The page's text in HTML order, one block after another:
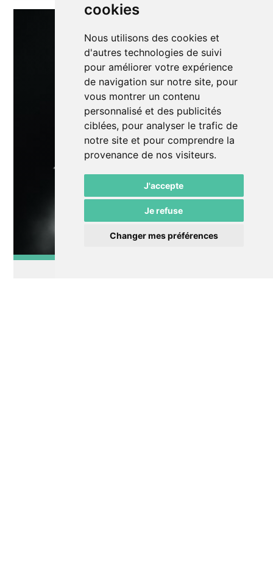
cookies
Nous utilisons des cookies et
d'autres technologies de suivi
pour améliorer votre expérience
de navigation sur notre site, pour
vous montrer un contenu
personnalisé et des publicités
ciblées, pour analyser le trafic de
notre site et pour comprendre la
provenance de nos visiteurs.
J'accepte
Je refuse
Changer mes préférences